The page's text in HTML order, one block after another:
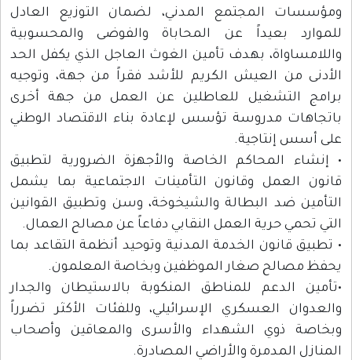
ومؤسسات المجتمع المدني، لضمان التوزيع العادل
للموارد بعيداً عن المحاباة والفوضى والمحسوبية
واللامساواة، بهدف تأمين الغوث العاجل الذي يكفل الحد
الأدنى من العيش الكريم للأشد فقراً من جهة، وتوجيه
برامج التشغيل للعاطلين عن العمل من جهة أخرى
باتجاهات مدروسة تؤسس لإعادة بناء الاقتصاد الوطني
على أسس إنتاجية.
• إنشاء المحاكم الخاصة والأجهزة الضرورية لتطبيق
قانون العمل وقانون التأمينات الاجتماعية بما يشمل
التأمين ضد البطالة والشيخوخة، وسن وتطبيق القوانين
التي تحمي حرية العمل النقابي دفاعاً عن مصالح العمال.
• تطبيق قانون الخدمة المدنية وتوحيد أنظمة التقاعد بما
يحفظ مصالح صغار الموظفين وبخاصة المعلمون.
•تأمين الدعم للمناطق المنكوبة بالاستيطان والجدار
والعدوان العسكري الإسرائيلي، وللفئات الأكثر تضرراً
وبخاصة ذوي الشهداء والأسرى والمعاقين وأصحاب
المنازل المدمرة والأراضي المصادرة.